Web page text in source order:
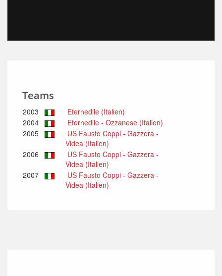
Teams
2003
Eternedile (Italien)
2004
Eternedile - Ozzanese (Italien)
2005
US Fausto Coppi - Gazzera -
Videa (Italien)
2006
US Fausto Coppi - Gazzera -
Videa (Italien)
2007
US Fausto Coppi - Gazzera -
Videa (Italien)